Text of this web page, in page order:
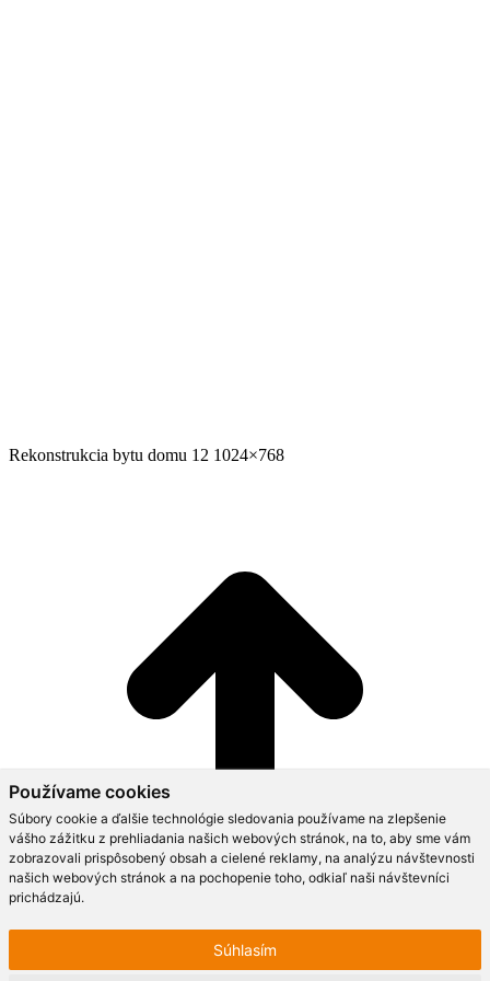
Používame cookies
Súbory cookie a ďalšie technológie sledovania používame na zlepšenie
vášho zážitku z prehliadania našich webových stránok, na to, aby sme vám
zobrazovali prispôsobený obsah a cielené reklamy, na analýzu návštevnosti
našich webových stránok a na pochopenie toho, odkiaľ naši návštevníci
prichádzajú.
Súhlasím
Rekonstrukcia bytu domu 12 1024×768
Go to Top